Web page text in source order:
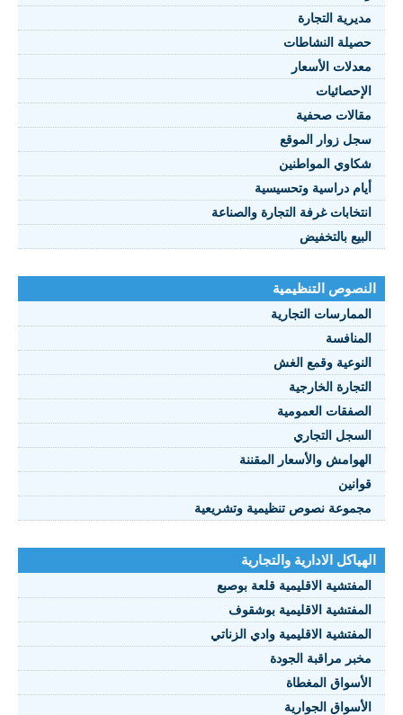
2021
التجارة
النشاطات
الأسعار
صحفية
زوار الموقع
المواطنين
دراسية وتحسيسية
غرفة التجارة والصناعة
بالتخفيض
التنظيمية
التجارية
وقمع الغش
الخارجية
العمومية
التجاري
والأسعار المقننة
نصوص تنظيمية وتشريعية
الادارية والتجارية
الاقليمية قلعة بوصبع
الاقليمية بوشقوف
الاقليمية وادي الزناتي
مراقبة الجودة
المغطاة
الجوارية